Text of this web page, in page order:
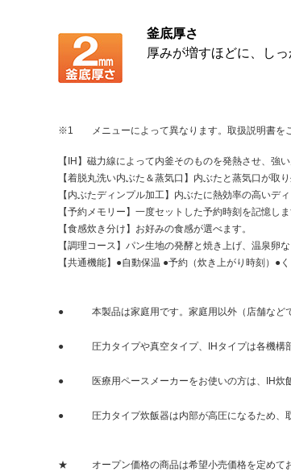
釜底厚さ
厚みが増すほどに、しっ
※1 メニューによって異なります。取扱説明書を
【IH】磁力線によって内釜そのものを発熱させ、強
【着脱丸洗い内ぶた＆蒸気口】内ぶたと蒸気口が取
【内ぶたディンプル加工】内ぶたに熱効率の高いデ
【予約メモリー】一度セットした予約時刻を記憶しま
【食感炊き分け】お好みの食感が選べます。
【調理コース】パン生地の発酵と焼き上げ、温泉卵
【共通機能】●自動保温 ●予約（炊き上がり時刻）●
● 本製品は家庭用です。家庭用以外（店舗など
● 圧力タイプや真空タイプ、IHタイプは各機構
● 医療用ペースメーカーをお使いの方は、IH炊
● 圧力タイプ炊飯器は内部が高圧になるため、
★ オープン価格の商品は希望小売価格を定めて